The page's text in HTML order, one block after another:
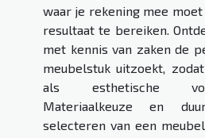
waar je rekening mee
resultaat te bereiken.
met kennis van zaken de
meubelstuk uitzoekt,
als esthetische
Materiaalkeuze en
selecteren van een